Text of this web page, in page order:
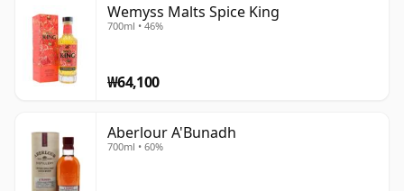
Wemyss Malts Spice King
700ml • 46%
₩64,100
Aberlour A'Bunadh
700ml • 60%